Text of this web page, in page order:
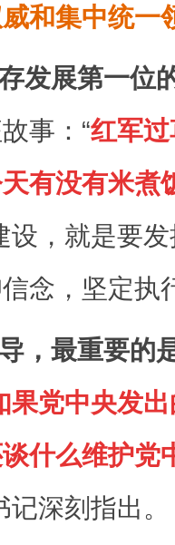
和集中统一
发展第一位
事：“红军
有没有米煮
设，就是要
念，坚定执
，最重要的
果党中央发
什么维护党
深刻指出。